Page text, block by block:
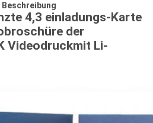
4,3 einladungs-Karte
der
Videodruckmit Li-